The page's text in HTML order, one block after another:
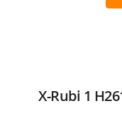
X-Rubi 1